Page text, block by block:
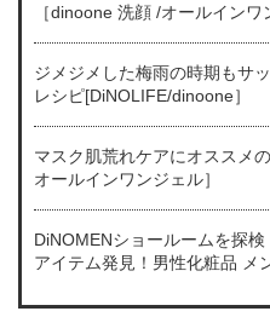
［dinoone 洗顔 /オールインワ
ジメジメした梅雨の時期もサ
レシピ[DiNOLIFE/dinoone］
マスク肌荒れケアにオススメ
オールインワンジェル］
DiNOMENショールームを探
アイテム発見！男性化粧品 メ